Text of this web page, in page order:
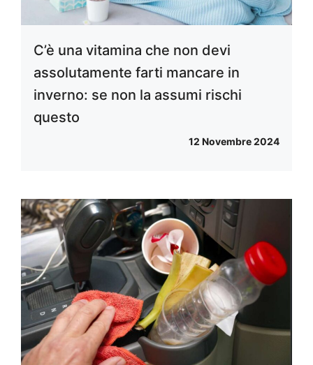
C’è una vitamina che non devi
assolutamente farti mancare in
inverno: se non la assumi rischi
questo
12 Novembre 2024